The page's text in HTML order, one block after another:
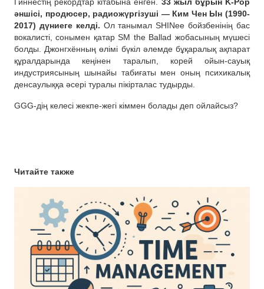
әншісі, продюсер, радиожүргізуші — Ким Чен Ын (1990-
2017) дүниеге келді. Ол танымал SHINee бойзбенінің бас
вокалисті, сонымен қатар SM the Ballad жобасының мүшесі
болды. Джонгхённың өлімі бүкіл әлемде бұқаралық ақпарат
құралдарында кеңінен таралып, корей ойын-сауық
индустриясының шынайы табиғаты мен оның психикалық
денсаулыққа әсері туралы пікірталас тудырды.
GGG-дің келесі жекпе-жегі кіммен болады деп ойлайсыз?
Читайте также